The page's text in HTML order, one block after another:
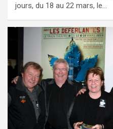
jours, du 18 au 22 mars, le…